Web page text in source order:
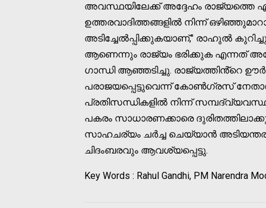
അവസ്ഥയിലേക്ക് അദ്ദേഹം രാജ്യത്തെ
ഉത്തരവാദിത്തങ്ങളിൽ നിന്ന്
അടിച്ചേൽപ്പിക്കുകയാണ്," രാഹുൽ
ആണെന്നും രാജ്യം ഭരിക്കുക എന്നത്
ഗാന്ധി ആഞ്ഞടിച്ചു. രാജ്യത്തിൻ്റെ
പരാജയപ്പെട്ടുവെന്ന് കോൺഗ്രസ്
പ്രതിസന്ധികളിൽ നിന്ന്
പകരം സാധാരണക്കാരെ
സാഹചര്യം ചർച്ച ചെയ്യാൻ അടിയന്തര
ചിദംബരവും ആവശ്യപ്പെട്ടു.
Key Words : Rahul Gandhi, PM Narendra